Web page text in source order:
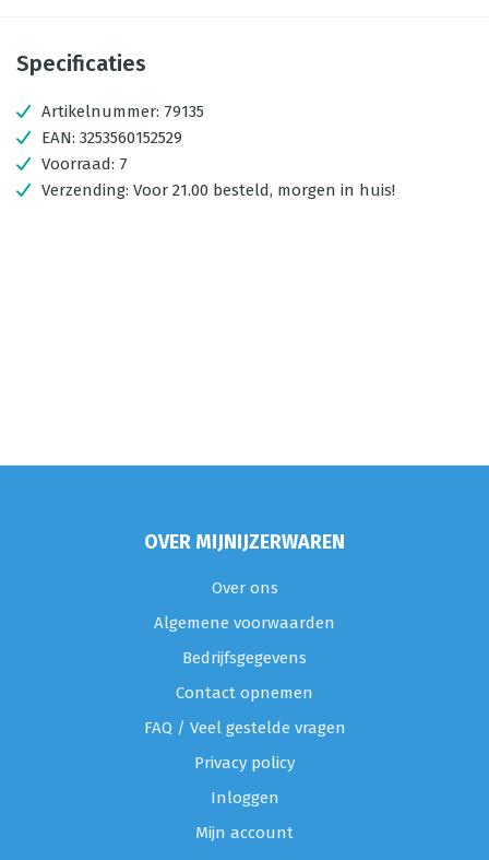
Specificaties
Artikelnummer: 79135
EAN: 3253560152529
Voorraad: 7
Verzending: Voor 21.00 besteld, morgen in huis!
OVER MIJNIJZERWAREN
Over ons
Algemene voorwaarden
Bedrijfsgegevens
Contact opnemen
FAQ / Veel gestelde vragen
Privacy policy
Inloggen
Mijn account